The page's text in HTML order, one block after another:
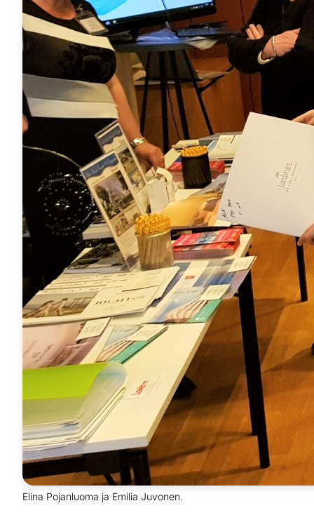
Elina Pojanluoma ja Emilia Juvonen.